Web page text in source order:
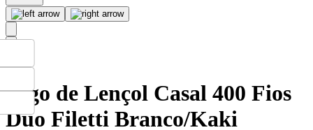
Jogo de Lençol Casal 400 Fios
Duo Filetti Branco/Kaki